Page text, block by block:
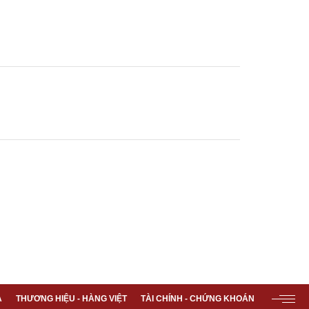
THƯƠNG HIỆU - HÀNG VIỆT TÀI CHÍNH - CHỨNG KHOÁN